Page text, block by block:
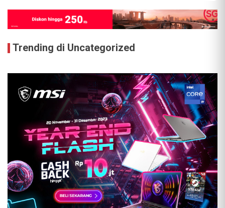
Trending di Uncategorized